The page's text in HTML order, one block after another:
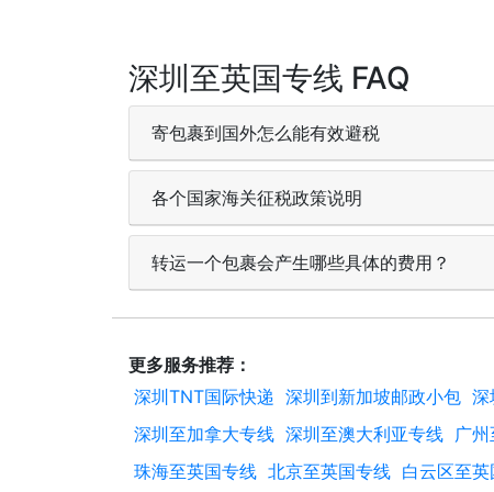
深圳至英国专线 FAQ
寄包裹到国外怎么能有效避税
各个国家海关征税政策说明
转运一个包裹会产生哪些具体的费用？
更多服务推荐：
深圳TNT国际快递 深圳到新加坡邮政小包 深
深圳至加拿大专线 深圳至澳大利亚专线 广
珠海至英国专线 北京至英国专线 白云区至